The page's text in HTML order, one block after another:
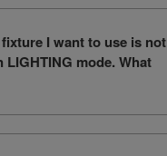
I want to use is not
mode. What